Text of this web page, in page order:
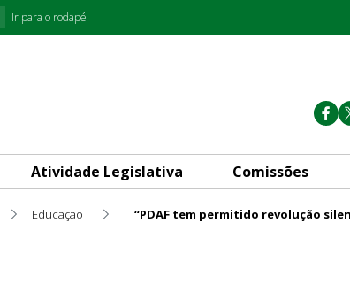
Ir para o rodapé
Atividade Legislativa Comissões
Educação